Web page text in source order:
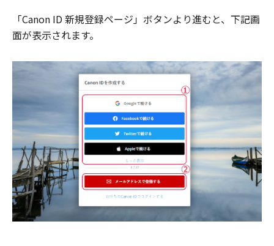
「Canon ID 新規登録ページ」ボタンより進むと、下記画
面が表示されます。